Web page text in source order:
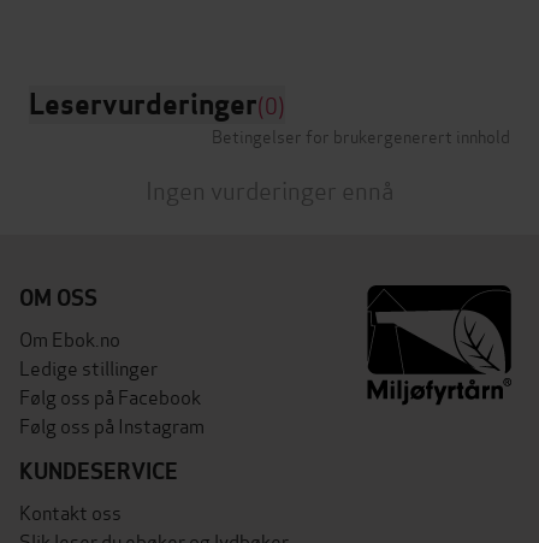
Leservurderinger(0)
Betingelser for brukergenerert innhold
Ingen vurderinger ennå
OM OSS
Om Ebok.no
Ledige stillinger
Følg oss på Facebook
Følg oss på Instagram
KUNDESERVICE
Kontakt oss